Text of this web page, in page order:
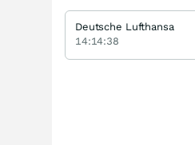
Deutsche Lufthansa
14:14:38